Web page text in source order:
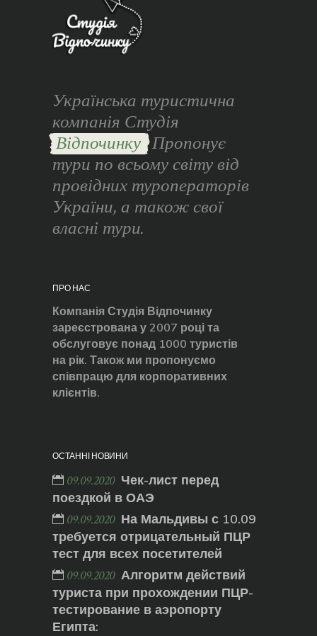
Українська туристична
компанія Студія
Відпочинку Пропонує
тури по всьому світу від
провідних туроператорів
України, а також свої
власні тури.
ПРО НАС
Компанія Студія Відпочинку
зареєстрована у 2007 році та
обслуговує понад 1000 туристів
на рік. Також ми пропонуємо
співпрацю для корпоративних
клієнтів.
ОСТАННІ НОВИНИ
09.09.2020 Чек-лист перед
поездкой в ОАЭ
09.09.2020 На Мальдивы с 10.09
требуется отрицательный ПЦР
тест для всех посетителей
09.09.2020 Алгоритм действий
туриста при прохождении ПЦР-
тестирование в аэропорту
Египта: